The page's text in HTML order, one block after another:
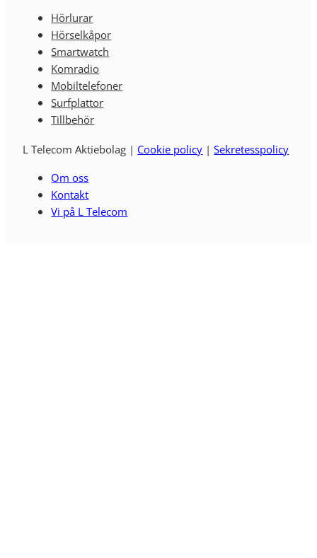
Hörlurar
Hörselkåpor
Smartwatch
Komradio
Mobiltelefoner
Surfplattor
Tillbehör
L Telecom Aktiebolag | Cookie policy |Sekretesspolicy
Om oss
Kontakt
Vi på L Telecom